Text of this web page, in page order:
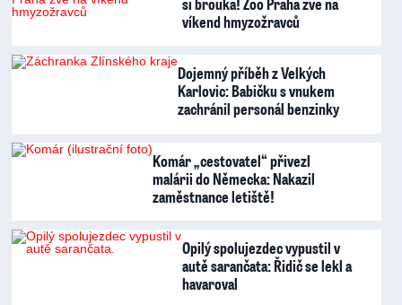
víkend hmyzožravců
Dojemný příběh z Velkých
Karlovic: Babičku s vnukem
zachránil personál benzinky
Komár „cestovatel“ přivezl
malárii do Německa: Nakazil
zaměstnance letiště!
Opilý spolujezdec vypustil v
autě sarančata: Řidič se lekl a
havaroval